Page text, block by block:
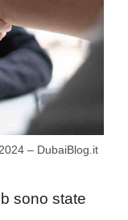
– DubaiBlog.it
sono state